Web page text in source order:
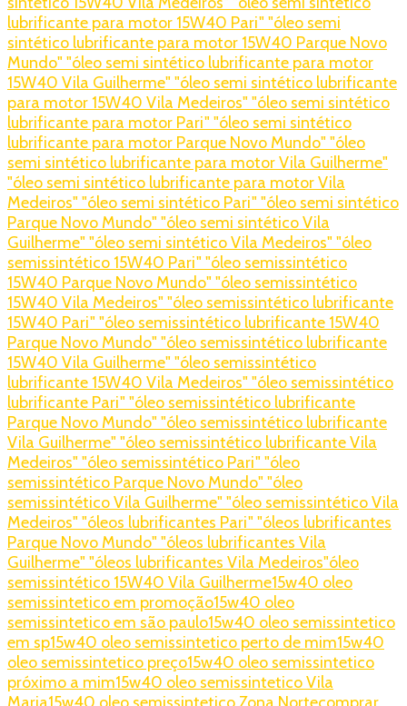
lubrificante para motor 15W40 Pari" "óleo semi
sintético lubrificante para motor 15W40 Parque Novo
Mundo" "óleo semi sintético lubrificante para motor
15W40 Vila Guilherme" "óleo semi sintético lubrificante
para motor 15W40 Vila Medeiros" "óleo semi sintético
lubrificante para motor Pari" "óleo semi sintético
lubrificante para motor Parque Novo Mundo" "óleo
semi sintético lubrificante para motor Vila Guilherme"
"óleo semi sintético lubrificante para motor Vila
Medeiros" "óleo semi sintético Pari" "óleo semi sintético
Parque Novo Mundo" "óleo semi sintético Vila
Guilherme" "óleo semi sintético Vila Medeiros" "óleo
semissintético 15W40 Pari" "óleo semissintético
15W40 Parque Novo Mundo" "óleo semissintético
15W40 Vila Medeiros" "óleo semissintético lubrificante
15W40 Pari" "óleo semissintético lubrificante 15W40
Parque Novo Mundo" "óleo semissintético lubrificante
15W40 Vila Guilherme" "óleo semissintético
lubrificante 15W40 Vila Medeiros" "óleo semissintético
lubrificante Pari" "óleo semissintético lubrificante
Parque Novo Mundo" "óleo semissintético lubrificante
Vila Guilherme" "óleo semissintético lubrificante Vila
Medeiros" "óleo semissintético Pari" "óleo
semissintético Parque Novo Mundo" "óleo
semissintético Vila Guilherme" "óleo semissintético Vila
Medeiros" "óleos lubrificantes Pari" "óleos lubrificantes
Parque Novo Mundo" "óleos lubrificantes Vila
Guilherme" "óleos lubrificantes Vila Medeiros"óleo
semissintético 15W40 Vila Guilherme15w40 oleo
semissintetico em promoção15w40 oleo
semissintetico em são paulo15w40 oleo semissintetico
em sp15w40 oleo semissintetico perto de mim15w40
oleo semissintetico preço15w40 oleo semissintetico
próximo a mim15w40 oleo semissintetico Vila